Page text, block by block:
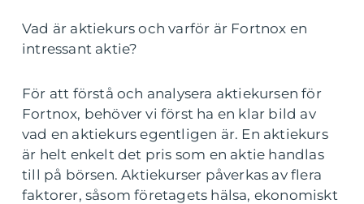
Vad är aktiekurs och varför är Fortnox en
intressant aktie?
För att förstå och analysera aktiekursen för
Fortnox, behöver vi först ha en klar bild av
vad en aktiekurs egentligen är. En aktiekurs
är helt enkelt det pris som en aktie handlas
till på börsen. Aktiekurser påverkas av flera
faktorer, såsom företagets hälsa, ekonomiskt